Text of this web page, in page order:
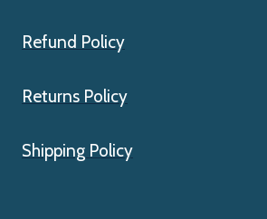
Refund Policy
Returns Policy
Shipping Policy